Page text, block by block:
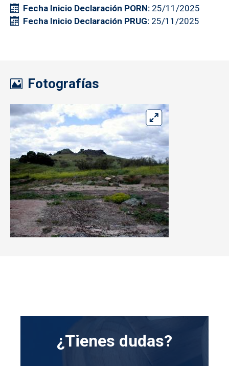
Fecha Inicio Declaración PORN 25/11/2025
Fecha Inicio Declaración PRUG 25/11/2025
Fotografías
¿Tienes dudas?